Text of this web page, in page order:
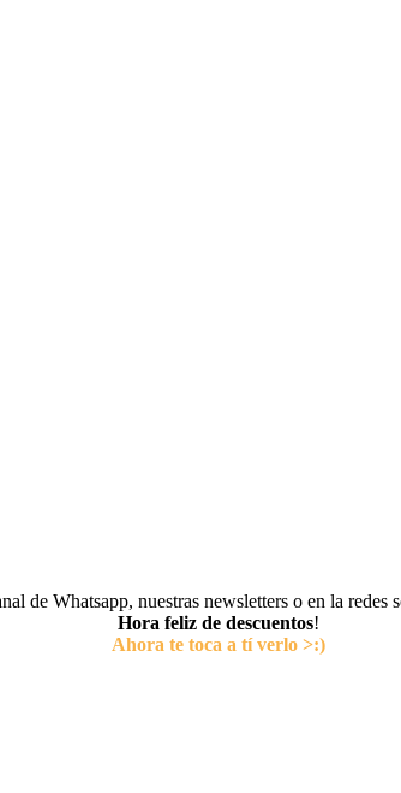
de Whatsapp, nuestras newsletters o en la
Hora feliz de descuentos!
Ahora te toca a tí verlo >:)